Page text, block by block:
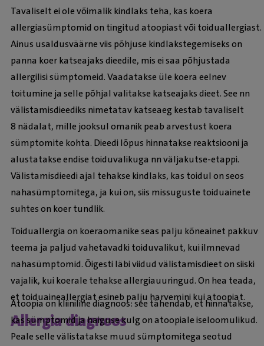
Tavaliselt ei ole võimalik kindlaks teha, kas koera
allergiasümptomid on tingitud atoopiast või toiduallergiast.
Ainus usaldusväärne viis põhjuse kindlakstegemiseks on
panna koer katseajaks dieedile, mis ei saa põhjustada
allergilisi sümptomeid. Vaadatakse üle koera eelnev
toitumine ja selle põhjal valitakse katseajaks dieet. See nn
välistamisdieediks nimetatav katseaeg kestab tavaliselt
8 nädalat, mille jooksul omanik peab arvestust koera
sümptomite kohta. Dieedi lõpus hinnatakse reaktsiooni ja
alustatakse endise toiduvalikuga nn väljakutse-etappi.
Välistamisdieedi ajal tehakse kindlaks, kas toidul on seos
nahasümptomitega, ja kui on, siis missuguste toiduainete
suhtes on koer tundlik.
Toiduallergia on koeraomanike seas palju kõneainet pakkuv
teema ja paljud vahetavadki toiduvalikut, kui ilmnevad
nahasümptomid. Õigesti läbi viidud välistamisdieet on siiski
vajalik, kui koerale tehakse allergiauuringud. On hea teada,
et toiduaineallergiat esineb palju harvemini kui atoopiat.
Allergia diagnoos
Atoopia on kliiniline diagnoos: see tähendab, et hinnatakse,
kas sümptomid ja haiguse kulg on atoopiale iseloomulikud.
Peale selle välistatakse muud sümptomitega seotud